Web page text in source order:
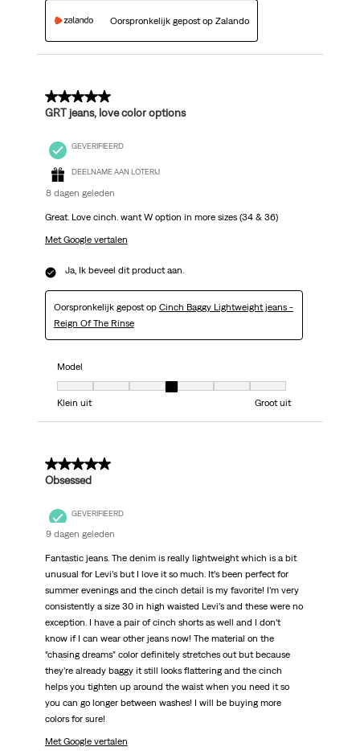
Oorspronkelijk gepost op Zalando
5 van 5 sterren.
GRT jeans, love color options
GEVERIFIEERD
DEELNAME AAN LOTERIJ
8 dagen geleden
Great. Love cinch. want W option in more sizes (34 & 36)
Met Google vertalen
Ja, Ik beveel dit product aan.
Oorspronkelijk gepost op Cinch Baggy Lightweight jeans -
Reign Of The Rinse
Model
Model, 4 van 7, waarbij 1 gelijk is aan Klein uit en 7 gelijk is aan Groot uit
Klein uit
Groot uit
5 van 5 sterren.
Obsessed
GEVERIFIEERD
9 dagen geleden
Fantastic jeans. The denim is really lightweight which is a bit
unusual for Levi’s but I love it so much. It’s been perfect for
summer evenings and the cinch detail is my favorite! I’m very
consistently a size 30 in high waisted Levi’s and these were no
exception. I have a pair of cinch shorts as well and I don’t
know if I can wear other jeans now! The material on the
“chasing dreams” color definitely stretches out but because
they’re already baggy it still looks flattering and the cinch
helps you tighten up around the waist when you need it so
you can go longer between washes! I will be buying more
colors for sure!
Met Google vertalen